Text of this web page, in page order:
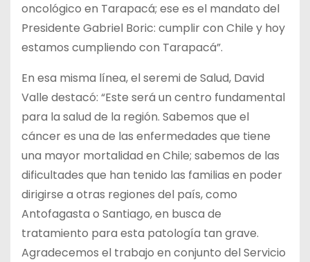
oncológico en Tarapacá; ese es el mandato del
Presidente Gabriel Boric: cumplir con Chile y hoy
estamos cumpliendo con Tarapacá”.
En esa misma línea, el seremi de Salud, David
Valle destacó: “Este será un centro fundamental
para la salud de la región. Sabemos que el
cáncer es una de las enfermedades que tiene
una mayor mortalidad en Chile; sabemos de las
dificultades que han tenido las familias en poder
dirigirse a otras regiones del país, como
Antofagasta o Santiago, en busca de
tratamiento para esta patología tan grave.
Agradecemos el trabajo en conjunto del Servicio